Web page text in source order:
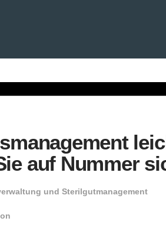
auf Nummer
und Sterilgutmanagement